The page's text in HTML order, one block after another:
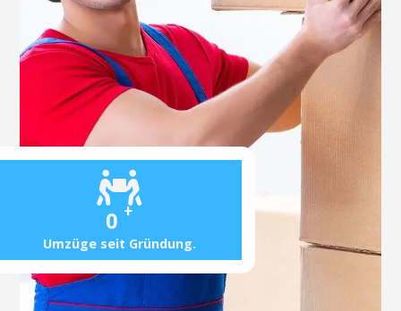
0 +
Umzüge seit Gründung.